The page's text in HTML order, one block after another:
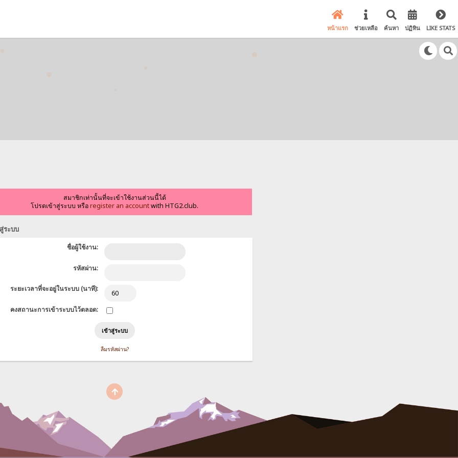
หน้าแรก ช่วยเหลือ ค้นหา ปฏิทิน LIKE STATS
สมาชิกเท่านั้นที่จะเข้าใช้งานส่วนนี้ได้
โปรดเข้าสู่ระบบ หรือregister an accountwith HTG2.club.
ระบบ
ชื่อผู้ใช้งาน:
รหัสผ่าน:
ระยะเวลาที่จะอยู่ในระบบ (นาที):
คงสถานะการเข้าระบบไว้ตลอด:
ลืมรหัสผ่าน?